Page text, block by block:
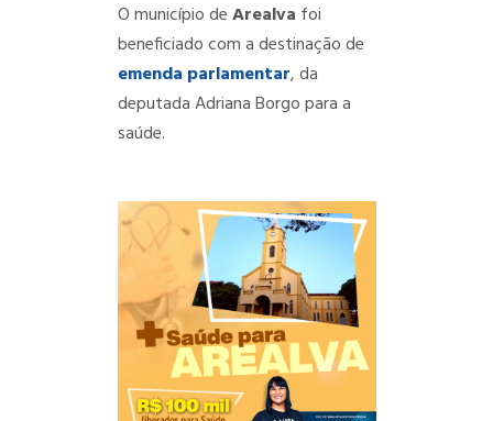
O município deArealva foi
beneficiado com a destinação de
emenda parlamentar, da
deputada Adriana Borgo para a
saúde.